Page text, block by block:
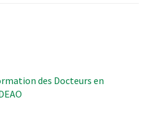
des Docteurs en